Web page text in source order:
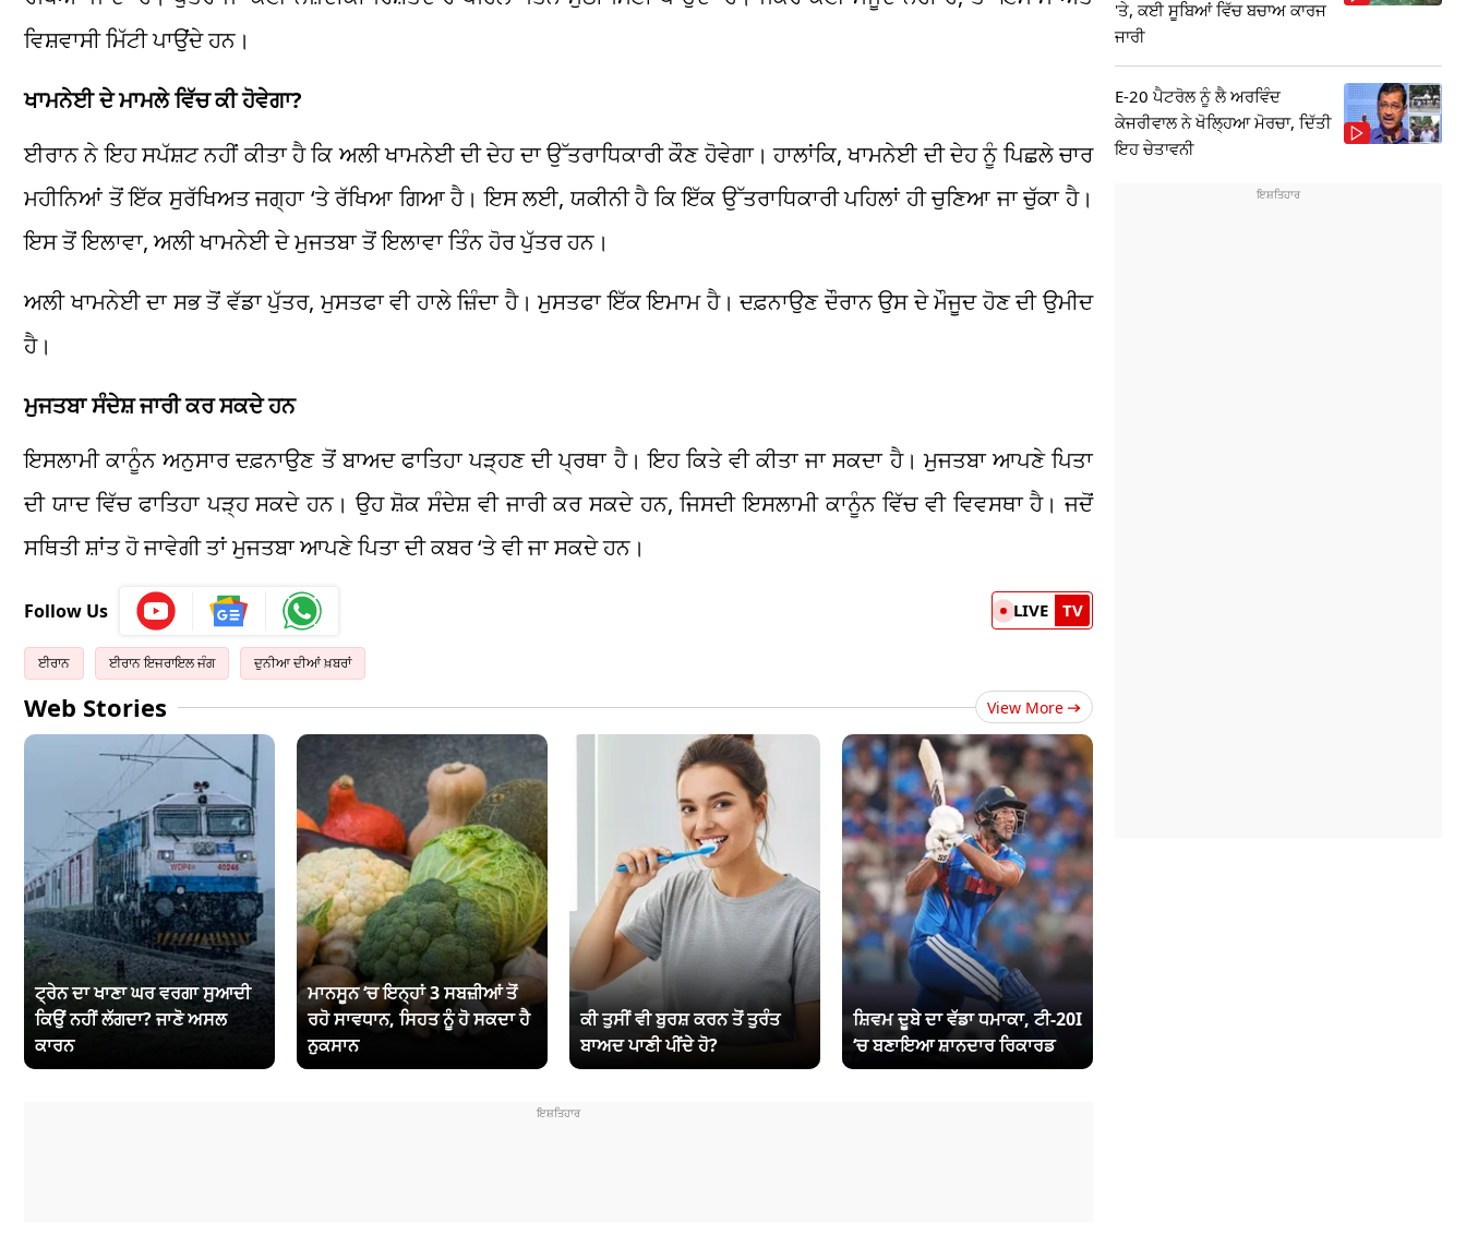
ਵਿਸ਼ਵਾਸੀ ਮਿੱਟੀ ਪਾਉਂਦੇ ਹਨ।
ਖਾਮਨੇਈ ਦੇ ਮਾਮਲੇ ਵਿੱਚ ਕੀ ਹੋਵੇਗਾ?
ਈਰਾਨ ਨੇ ਇਹ ਸਪੱਸ਼ਟ ਨਹੀਂ ਕੀਤਾ ਹੈ ਕਿ ਅਲੀ ਖਾਮਨੇਈ ਦੀ ਦੇਹ ਦਾ ਉੱਤਰਾਧਿਕਾਰੀ ਕੌਣ ਹੋਵੇਗਾ। ਹਾਲਾਂਕਿ, ਖਾਮਨੇਈ ਦੀ ਦੇਹ ਨੂੰ ਪਿਛਲੇ ਚਾਰ
ਮਹੀਨਿਆਂ ਤੋਂ ਇੱਕ ਸੁਰੱਖਿਅਤ ਜਗ੍ਹਾ ‘ਤੇ ਰੱਖਿਆ ਗਿਆ ਹੈ। ਇਸ ਲਈ, ਯਕੀਨੀ ਹੈ ਕਿ ਇੱਕ ਉੱਤਰਾਧਿਕਾਰੀ ਪਹਿਲਾਂ ਹੀ ਚੁਣਿਆ ਜਾ ਚੁੱਕਾ ਹੈ।
ਇਸ ਤੋਂ ਇਲਾਵਾ, ਅਲੀ ਖਾਮਨੇਈ ਦੇ ਮੁਜਤਬਾ ਤੋਂ ਇਲਾਵਾ ਤਿੰਨ ਹੋਰ ਪੁੱਤਰ ਹਨ।
ਅਲੀ ਖਾਮਨੇਈ ਦਾ ਸਭ ਤੋਂ ਵੱਡਾ ਪੁੱਤਰ, ਮੁਸਤਫਾ ਵੀ ਹਾਲੇ ਜ਼ਿੰਦਾ ਹੈ। ਮੁਸਤਫਾ ਇੱਕ ਇਮਾਮ ਹੈ। ਦਫ਼ਨਾਉਣ ਦੌਰਾਨ ਉਸ ਦੇ ਮੌਜੂਦ ਹੋਣ ਦੀ ਉਮੀਦ
ਹੈ।
ਮੁਜਤਬਾ ਸੰਦੇਸ਼ ਜਾਰੀ ਕਰ ਸਕਦੇ ਹਨ
ਇਸਲਾਮੀ ਕਾਨੂੰਨ ਅਨੁਸਾਰ ਦਫ਼ਨਾਉਣ ਤੋਂ ਬਾਅਦ ਫਾਤਿਹਾ ਪੜ੍ਹਣ ਦੀ ਪ੍ਰਥਾ ਹੈ। ਇਹ ਕਿਤੇ ਵੀ ਕੀਤਾ ਜਾ ਸਕਦਾ ਹੈ। ਮੁਜਤਬਾ ਆਪਣੇ ਪਿਤਾ
ਦੀ ਯਾਦ ਵਿੱਚ ਫਾਤਿਹਾ ਪੜ੍ਹ ਸਕਦੇ ਹਨ। ਉਹ ਸ਼ੋਕ ਸੰਦੇਸ਼ ਵੀ ਜਾਰੀ ਕਰ ਸਕਦੇ ਹਨ, ਜਿਸਦੀ ਇਸਲਾਮੀ ਕਾਨੂੰਨ ਵਿੱਚ ਵੀ ਵਿਵਸਥਾ ਹੈ। ਜਦੋਂ
ਸਥਿਤੀ ਸ਼ਾਂਤ ਹੋ ਜਾਵੇਗੀ ਤਾਂ ਮੁਜਤਬਾ ਆਪਣੇ ਪਿਤਾ ਦੀ ਕਬਰ ‘ਤੇ ਵੀ ਜਾ ਸਕਦੇ ਹਨ।
Follow Us LIVE TV
ਈਰਾਨ ਈਰਾਨ ਇਜਰਾਇਲ ਜੰਗ ਦੁਨੀਆ ਦੀਆਂ ਖ਼ਬਰਾਂ
Web Stories View More
ਟ੍ਰੇਨ ਦਾ ਖਾਣਾ ਘਰ ਵਰਗਾ ਸੁਆਦੀ
ਕਿਉਂ ਨਹੀਂ ਲੱਗਦਾ? ਜਾਣੋ ਅਸਲ
ਕਾਰਨ
ਮਾਨਸੂਨ ‘ਚ ਇਨ੍ਹਾਂ 3 ਸਬਜ਼ੀਆਂ ਤੋਂ
ਰਹੋ ਸਾਵਧਾਨ, ਸਿਹਤ ਨੂੰ ਹੋ ਸਕਦਾ ਹੈ
ਨੁਕਸਾਨ
ਕੀ ਤੁਸੀਂ ਵੀ ਬੁਰਸ਼ ਕਰਨ ਤੋਂ ਤੁਰੰਤ
ਬਾਅਦ ਪਾਣੀ ਪੀਂਦੇ ਹੋ?
ਸ਼ਿਵਮ ਦੂਬੇ ਦਾ ਵੱਡਾ ਧਮਾਕਾ, ਟੀ-20I
‘ਚ ਬਣਾਇਆ ਸ਼ਾਨਦਾਰ ਰਿਕਾਰਡ
'ਤੇ, ਕਈ ਸੂਬਿਆਂ ਵਿੱਚ ਬਚਾਅ ਕਾਰਜ
ਜਾਰੀ
E-20 ਪੈਟਰੋਲ ਨੂੰ ਲੈ ਅਰਵਿੰਦ
ਕੇਜਰੀਵਾਲ ਨੇ ਖੋਲ੍ਹਿਆ ਮੋਰਚਾ, ਦਿੱਤੀ
ਇਹ ਚੇਤਾਵਨੀ